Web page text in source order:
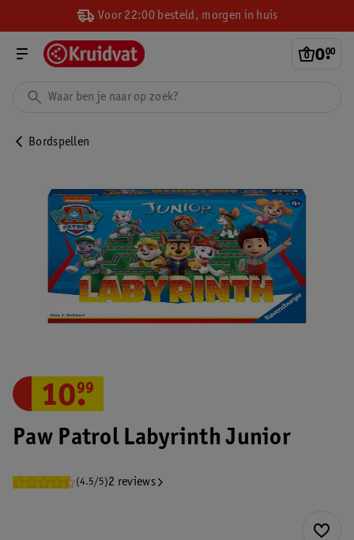
Voor 22:00 besteld, morgen in huis
0.
00
Bordspellen
Paw Patrol Labyrinth Junior
(4.5/5)2 reviews
10.
99